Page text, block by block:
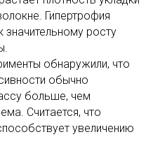
Гипертрофия
росту
обнаружили, что
обычно
больше, чем
Считается, что
увеличению